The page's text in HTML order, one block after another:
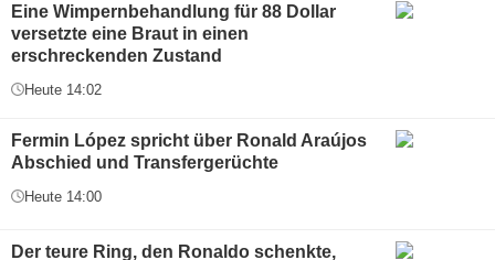
Eine Wimpernbehandlung für 88 Dollar
versetzte eine Braut in einen
erschreckenden Zustand
Heute 14:02
Fermin López spricht über Ronald Araújos
Abschied und Transfergerüchte
Heute 14:00
Der teure Ring, den Ronaldo schenkte,